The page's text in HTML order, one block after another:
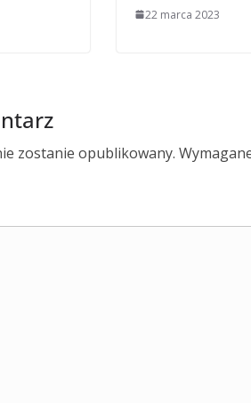
22 marca 2023
zostanie opublikowany.